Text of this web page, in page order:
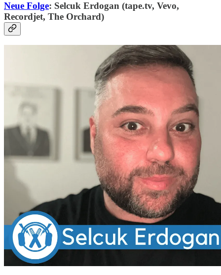
Neue Folge: Selcuk Erdogan (tape.tv, Vevo,
Recordjet, The Orchard)